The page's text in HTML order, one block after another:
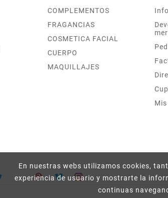
En nuestras webs utilizamos cookies,
experiencia de usuario y mostrarte la
continuas
COMPLEMENTOS
FRAGANCIAS
COSMETICA FACIAL
CUERPO
MAQUILLAJES